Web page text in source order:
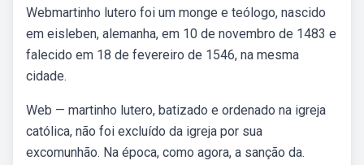
Webmartinho lutero foi um monge e teólogo, nascido
em eisleben, alemanha, em 10 de novembro de 1483 e
falecido em 18 de fevereiro de 1546, na mesma
cidade.
Web — martinho lutero, batizado e ordenado na igreja
católica, não foi excluído da igreja por sua
excomunhão. Na época, como agora, a sanção da.